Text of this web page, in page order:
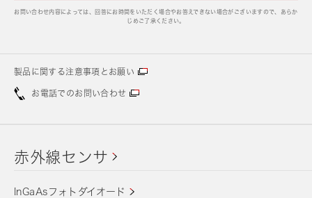
お問い合わせ内容によっては、回答にお時間をいただく場合やお答えできない場合がございますので、あらか
じめご了承ください。
製品に関する注意事項とお願い
お電話でのお問い合わせ
赤外線センサ
InGaAsフォトダイオード